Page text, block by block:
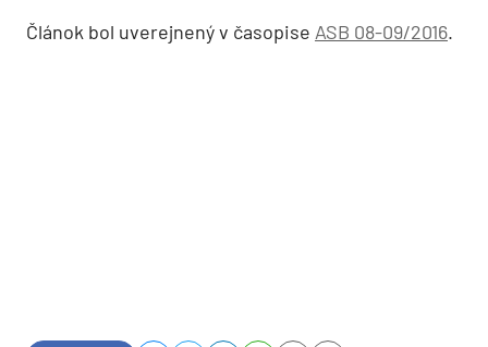
Článok bol uverejnený v časopise ASB 08-09/2016.